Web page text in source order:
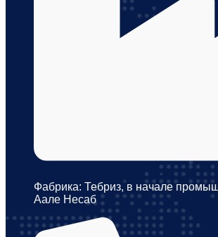
Фабрика: Тебриз, в начале
Аале Несаб